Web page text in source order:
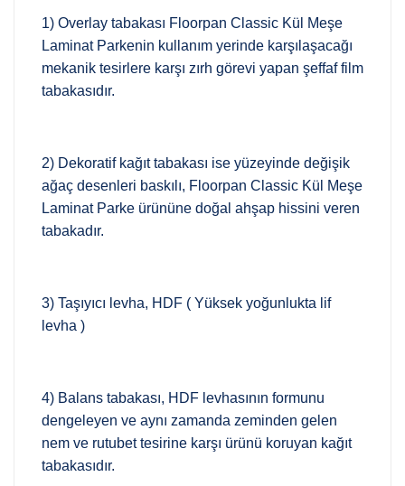
1) Overlay tabakası Floorpan Classic Kül Meşe
Laminat Parkenin kullanım yerinde karşılaşacağı
mekanik tesirlere karşı zırh görevi yapan şeffaf film
tabakasıdır.
2) Dekoratif kağıt tabakası ise yüzeyinde değişik
ağaç desenleri baskılı, Floorpan Classic Kül Meşe
Laminat Parke ürününe doğal ahşap hissini veren
tabakadır.
3) Taşıyıcı levha, HDF ( Yüksek yoğunlukta lif
levha )
4) Balans tabakası, HDF levhasının formunu
dengeleyen ve aynı zamanda zeminden gelen
nem ve rutubet tesirine karşı ürünü koruyan kağıt
tabakasıdır.